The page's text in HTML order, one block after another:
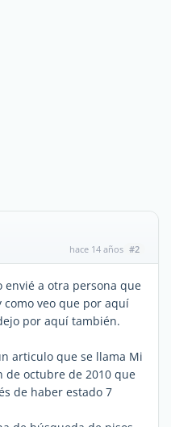
hace 14 años #2
envié a otra persona que
veo que por aquí
por aquí también.
articulo que se llama Mi
de octubre de 2010 que
de haber estado 7